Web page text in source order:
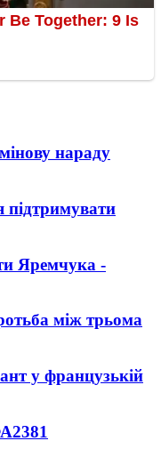
нараду
підтримувати
Яремчука -
між трьома
у французькій
2381